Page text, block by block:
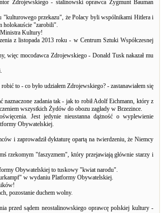
Zdrojewskiego - stalinowski oprawca Zygmunt Bauman
"kulturowego przekazu", że Polacy byli wspólnikami Hitlera i
holokauście "zarobili".
Ministra Kultury!
z listopada 2013 roku - w Centrum Sztuki Współczesnej
więc mocodawca Zdrojewskiego - Donald Tusk nakazał mu
to - co było udziałem Zdrojewskiego? - zastanawiałem się
zadania tak - jak to robił Adolf Eichmann, który z
wszystkich Żydów do obozu zagłady w Brzezince.
Jest jedynie nieustanna dążność o wyplewienie
Obywatelskiej.
i zaprowadził dyktaturę opartą na twierdzeniu, że Niemcy
rzekomym "faszyzmem", który przejawiają głównie starzy i
Obywatelskiej to tuskowy "kwiat narodu".
w wydaniu Platformy Obywatelskiej.
pozostanie duchem wolny.
przed sądem neostalinowskiego oprawcę polskiej kultury -